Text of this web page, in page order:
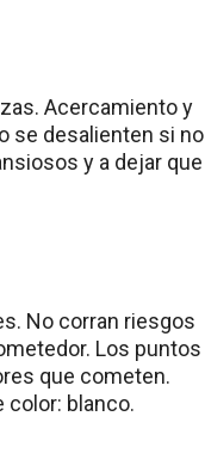
Acercamiento y
se desalienten si no
y a dejar que
No corran riesgos
Los puntos
que cometen.
blanco.